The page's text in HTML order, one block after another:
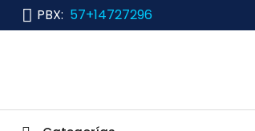
PBX: 57+14727296